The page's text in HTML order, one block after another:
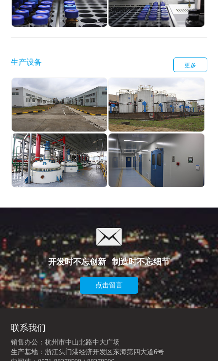
更多
生产设备
生产设备 生产设备
开发时不忘创新 制造时不忘细节
点击留言
联系我们
销售办公：杭州市中山北路中大广场
生产基地：浙江头门港经济开发区东海第四大道6号